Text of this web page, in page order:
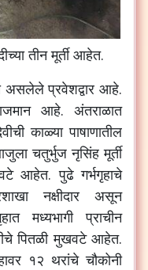
तीन मूर्ती आहेत.
असलेले प्रवेशद्वार आहे.
आहे. अंतराळात
काळ्या पाषाणातील
चतुर्भुज नृसिंह मूर्ती
आहेत. पुढे गर्भगृहाचे
नक्षीदार असून
मध्यभागी प्राचीन
पितळी मुखवटे आहेत.
१२ थरांचे चौकोनी